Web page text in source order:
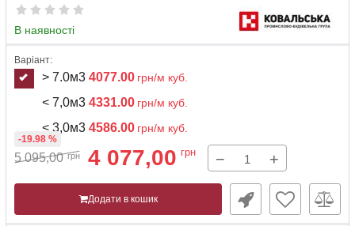
В наявності
Варіант:
> 7.0м3 4077.00 грн/м куб.
< 7,0м3 4331.00 грн/м куб.
< 3,0м3 4586.00 грн/м куб.
5 095,00 грн 4 077,00 грн
-19.98 %
− +
Додати в кошик